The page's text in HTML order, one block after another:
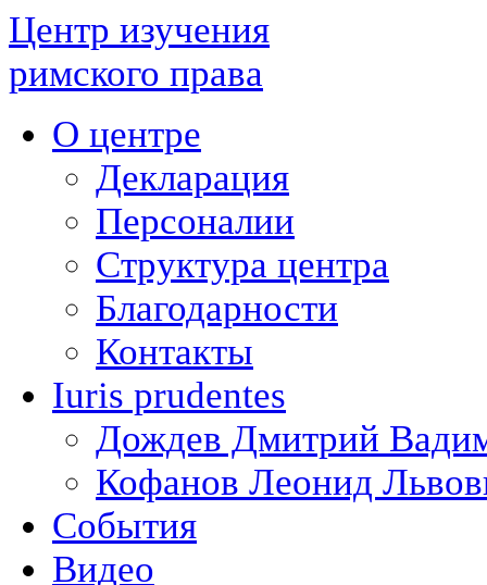
Центр изучения
римского права
О центре
Декларация
Персоналии
Структура центра
Благодарности
Контакты
Iuris prudentes
Дождев Дмитрий
Кофанов Леонид
События
Видео